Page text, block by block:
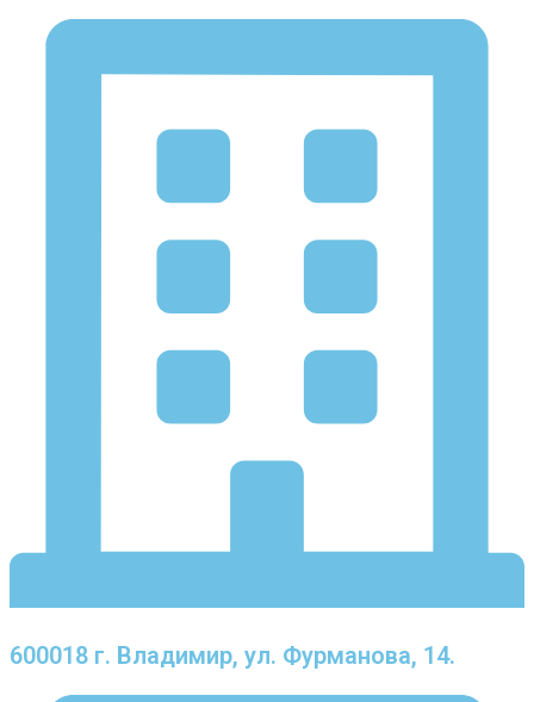
600018 г. Владимир, ул. Фурманова, 14.